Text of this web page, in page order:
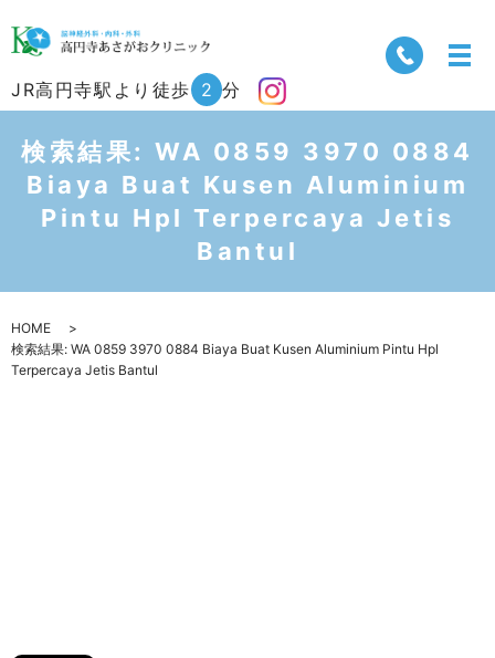
JR高円寺駅より徒歩 2 分
検索結果: WA 0859 3970 0884
Biaya Buat Kusen Aluminium
Pintu Hpl Terpercaya Jetis
Bantul
HOME
検索結果: WA 0859 3970 0884 Biaya Buat Kusen Aluminium Pintu Hpl
Terpercaya Jetis Bantul